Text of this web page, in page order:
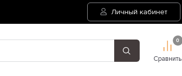
Личный кабинет
0
Сравнить